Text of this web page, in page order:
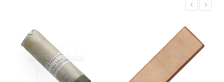
Previous
Next